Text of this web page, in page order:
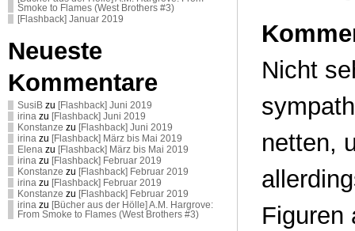
Smoke to Flames (West Brothers #3)
[Flashback] Januar 2019
Neueste
Kommentare
SusiB zu [Flashback] Juni 2019
irina zu [Flashback] Juni 2019
Konstanze zu [Flashback] Juni 2019
irina zu [Flashback] März bis Mai 2019
Elena zu [Flashback] März bis Mai 2019
irina zu [Flashback] Februar 2019
Konstanze zu [Flashback] Februar 2019
irina zu [Flashback] Februar 2019
Konstanze zu [Flashback] Februar 2019
irina zu [Bücher aus der Hölle] A.M. Hargrove:
From Smoke to Flames (West Brothers #3)
Nicht
netten,
Figuren